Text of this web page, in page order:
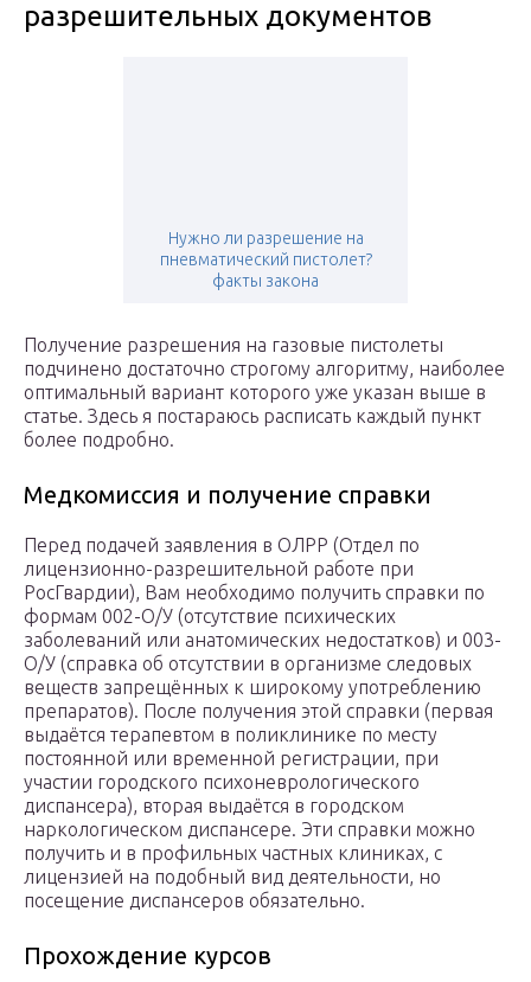
разрешительных документов
Нужно ли разрешение на
пневматический пистолет?
факты закона
Получение разрешения на газовые пистолеты
подчинено достаточно строгому алгоритму, наиболее
оптимальный вариант которого уже указан выше в
статье. Здесь я постараюсь расписать каждый пункт
более подробно.
Медкомиссия и получение справки
Перед подачей заявления в ОЛРР (Отдел по
лицензионно-разрешительной работе при
РосГвардии), Вам необходимо получить справки по
формам 002-О/У (отсутствие психических
заболеваний или анатомических недостатков) и 003-
О/У (справка об отсутствии в организме следовых
веществ запрещённых к широкому употреблению
препаратов). После получения этой справки (первая
выдаётся терапевтом в поликлинике по месту
постоянной или временной регистрации, при
участии городского психоневрологического
диспансера), вторая выдаётся в городском
наркологическом диспансере. Эти справки можно
получить и в профильных частных клиниках, с
лицензией на подобный вид деятельности, но
посещение диспансеров обязательно.
Прохождение курсов